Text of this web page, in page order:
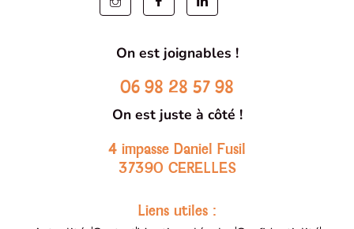
On est joignables !
06 98 28 57 98
On est juste à côté !
4 impasse Daniel Fusil
37390 CERELLES
Liens utiles :